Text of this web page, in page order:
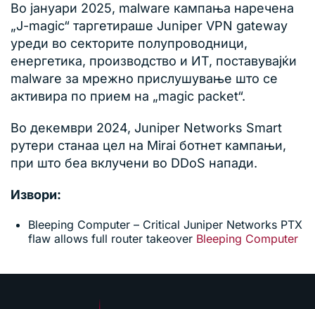
Во јануари 2025, malware кампања наречена
„J-magic“ таргетираше Juniper VPN gateway
уреди во секторите полупроводници,
енергетика, производство и ИТ, поставувајќи
malware за мрежно прислушување што се
активира по прием на „magic packet“.
Во декември 2024, Juniper Networks Smart
рутери станаа цел на Mirai ботнет кампањи,
при што беа вклучени во DDoS напади.
Извори:
Bleeping Computer – Critical Juniper Networks PTX
flaw allows full router takeover Bleeping Computer